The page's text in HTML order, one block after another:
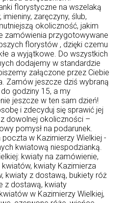
florystyczne na wszelaką
zaręczyny, ślub,
okoliczność, jakim
zamówienia przygotowywane
florystów , dzięki czemu
a wyjątkowe. Do wszystkich
dodajemy w standardzie
załączone przez Ciebie
Zamów jeszcze dziś wybraną
godziny 15, a my
jeszcze w ten sam dzień!
i zdecyduj się sprawić jej
dowolnej okoliczności –
pomysł na podarunek.
w Kazimierzy Wielkiej -
kwiatową niespodzianką.
kwiaty na zamówienie,
kwiatów, kwiaty Kazimierza
kwiaty z dostawą, bukiety róż
z dostawą, kwiaty
w Kazimierzy Wielkiej,